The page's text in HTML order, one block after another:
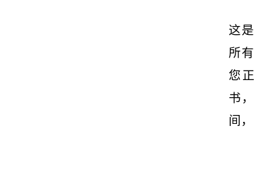
这
所
您
书
间